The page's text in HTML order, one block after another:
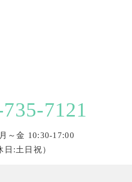
7121
～金 10:30-17:00
日:土日祝）